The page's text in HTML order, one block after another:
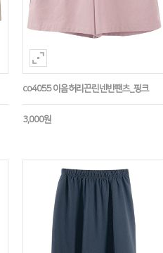
co4055 이음허리끈린넨반팬츠_핑크
3,000원